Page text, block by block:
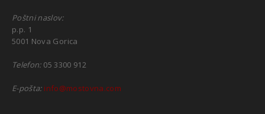
Poštni naslov:
p.p. 1
5001 Nova Gorica
Telefon:05 3300 912
E-pošta: info@mostovna.com